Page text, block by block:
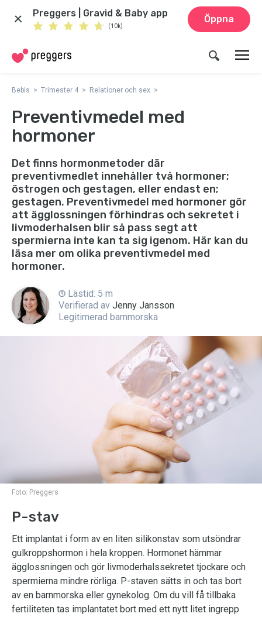
Preggers | Gravid & Baby app
(10k)
Öppna
Bebis Trimester 4 Relationer och sex
Preventivmedel med
hormoner
Det finns hormonmetoder där
preventivmedlet innehåller två hormoner;
östrogen och gestagen, eller endast en;
gestagen. Preventivmedel med hormoner gör
att ägglossningen förhindras och sekretet i
livmoderhalsen blir så pass segt att
spermierna inte kan ta sig igenom. Här kan du
läsa mer om olika preventivmedel med
hormoner.
Lästid: 5 m
Verifierad av Jenny Jansson
Legitimerad barnmorska
Foto: Preggers
P-stav
Ett implantat i form av en liten silikonstav som utsöndrar
gulkroppshormon i hela kroppen. Hormonet hämmar
ägglossningen och gör livmoderhalssekretet tjockare och
spermierna mindre rörliga. P-staven sätts in och tas bort
av en barnmorska eller gynekolog. Om du vill få tillbaka
fertiliteten tas implantatet bort med ett nytt litet ingrepp